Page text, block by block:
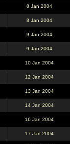
8 Jan 2004
8 Jan 2004
9 Jan 2004
9 Jan 2004
10 Jan 2004
12 Jan 2004
13 Jan 2004
14 Jan 2004
16 Jan 2004
17 Jan 2004